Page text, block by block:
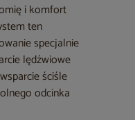
i komfort
ten
specjalnie
lędźwiowe
ściśle
odcinka